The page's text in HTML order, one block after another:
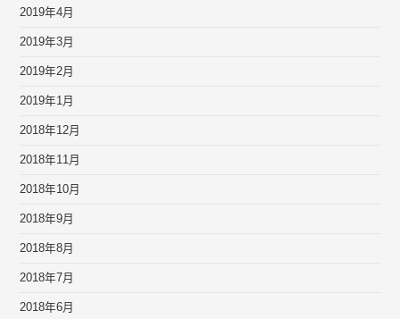
2019年4月
2019年3月
2019年2月
2019年1月
2018年12月
2018年11月
2018年10月
2018年9月
2018年8月
2018年7月
2018年6月